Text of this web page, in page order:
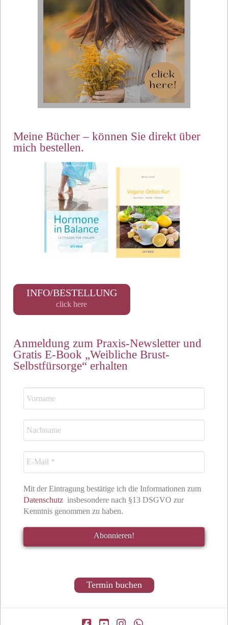
Meine Bücher – können Sie direkt über
mich bestellen.
INFO/BESTELLUNG
click here
Anmeldung zum Praxis-Newsletter und
Gratis E-Book „Weibliche Brust-
Selbstfürsorge“ erhalten
Mit der Eintragung bestätige ich die Informationen zum
Datenschutz insbesondere nach §13 DSGVO zur
Kenntnis genommen zu haben.
Termin buchen